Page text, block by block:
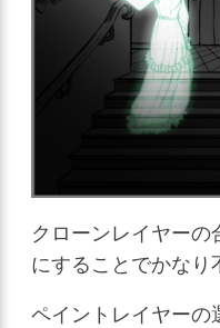
クローンレイヤーの
にすることでかなり
ペイントレイヤーの